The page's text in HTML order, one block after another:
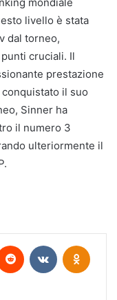
livello è stata
dal torneo,
cruciali. Il
prestazione
conquistato il suo
Sinner ha
il numero 3
ulteriormente il
Reddit VKontakte